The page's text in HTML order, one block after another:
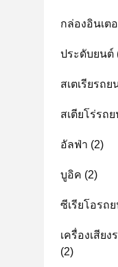
กล่องอินเต
ประดับยนต์
สเตเรียรถ
สเตียโร่รถ
อัลฟ่า (2)
บูอิค (2)
ซีเรียโอรถ
เครื่องเสีย
(2)